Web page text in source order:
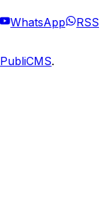
WhatsApp RSS
PubliCMS.